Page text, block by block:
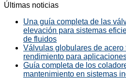
Últimas noticias
Una guía completa de las
elevación para sistemas
de fluidos
Válvulas globulares de acero
rendimiento para
Guía completa de los
mantenimiento en sistemas